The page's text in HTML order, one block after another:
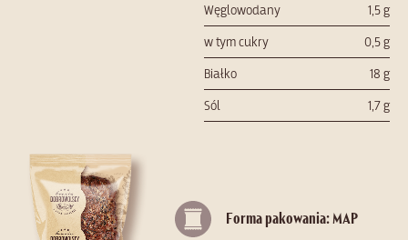
Węglowodany
1,5 g
w tym cukry
0,5 g
Białko
18 g
Sól
1,7 g
Forma pakowania: MAP